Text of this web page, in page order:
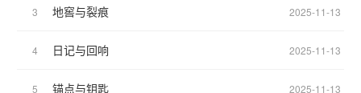
在改写着属于他们的故事。
3 地窖与裂痕 2025-11-13
4 日记与回响 2025-11-13
5 锚点与钥匙 2025-11-13